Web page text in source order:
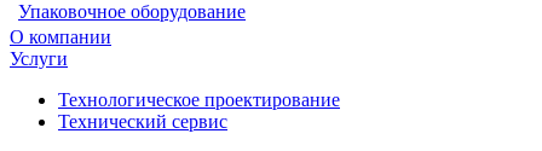
Упаковочное оборудование
О компании
Услуги
Технологическое проектирование
Технический сервис